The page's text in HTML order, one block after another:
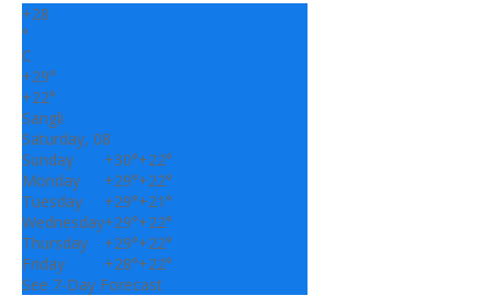
+28
°
C
+29°
+22°
Sangli
Saturday, 08
Sunday
+30°+22°
Monday
+29°+22°
Tuesday
+29°+21°
Wednesday+29°+22°
Thursday
+29°+22°
Friday
+28°+22°
See 7-Day Forecast